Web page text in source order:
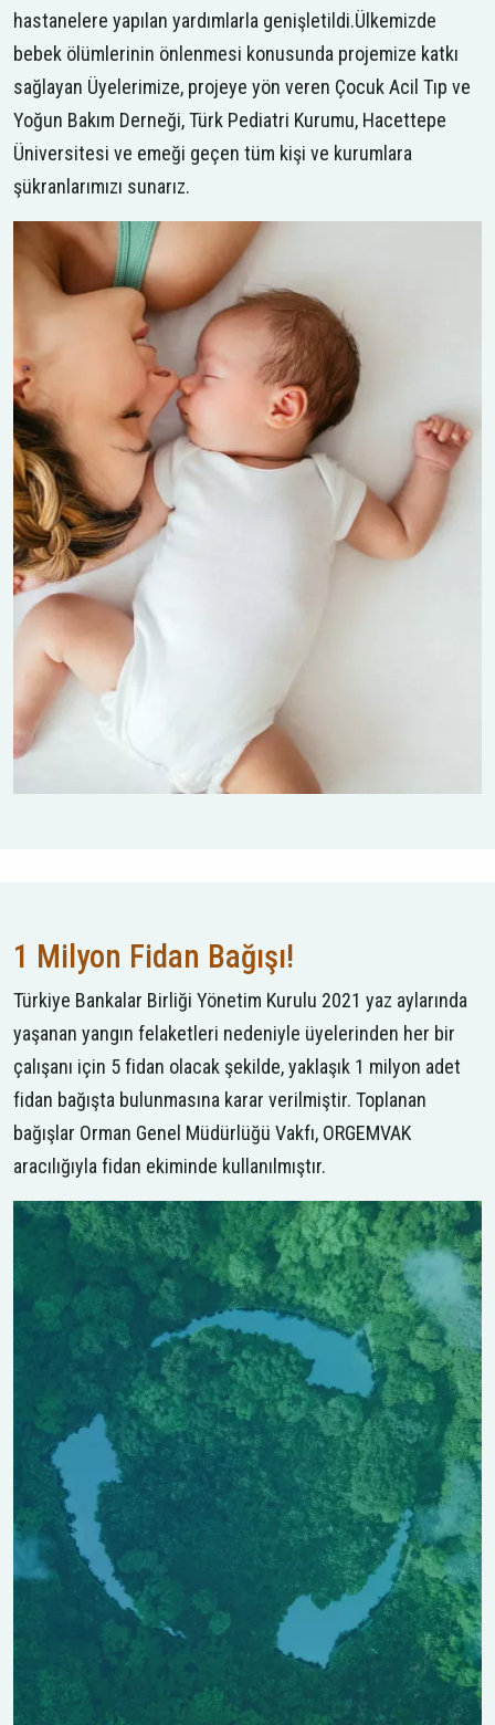
hastanelere yapılan yardımlarla genişletildi.Ülkemizde
bebek ölümlerinin önlenmesi konusunda projemize katkı
sağlayan Üyelerimize, projeye yön veren Çocuk Acil Tıp ve
Yoğun Bakım Derneği, Türk Pediatri Kurumu, Hacettepe
Üniversitesi ve emeği geçen tüm kişi ve kurumlara
şükranlarımızı sunarız.
1 Milyon Fidan Bağışı!
Türkiye Bankalar Birliği Yönetim Kurulu 2021 yaz aylarında
yaşanan yangın felaketleri nedeniyle üyelerinden her bir
çalışanı için 5 fidan olacak şekilde, yaklaşık 1 milyon adet
fidan bağışta bulunmasına karar verilmiştir. Toplanan
bağışlar Orman Genel Müdürlüğü Vakfı, ORGEMVAK
aracılığıyla fidan ekiminde kullanılmıştır.